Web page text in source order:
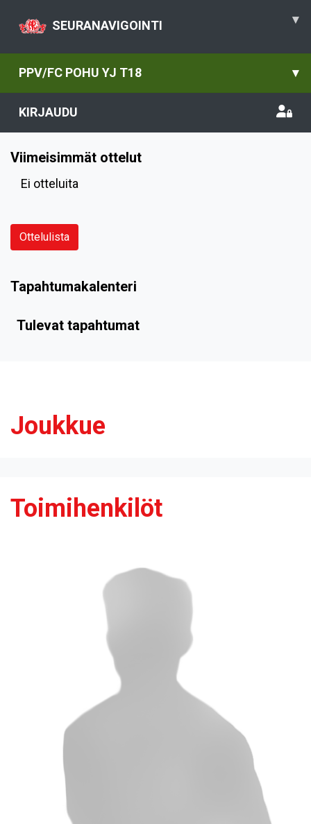
SEURANAVIGOINTI ▾
PPV/FC POHU YJ T18 ▾
KIRJAUDU
Viimeisimmät ottelut
Ei otteluita
Ottelulista
Tapahtumakalenteri
Tulevat tapahtumat
Joukkue
Toimihenkilöt